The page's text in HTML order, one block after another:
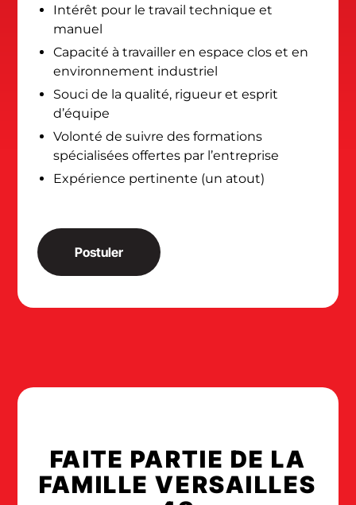
Intérêt pour le travail technique et
manuel
Capacité à travailler en espace clos et en
environnement industriel
Souci de la qualité, rigueur et esprit
d’équipe
Volonté de suivre des formations
spécialisées offertes par l’entreprise
Expérience pertinente (un atout)
Postuler
FAITE PARTIE DE LA
FAMILLE VERSAILLES